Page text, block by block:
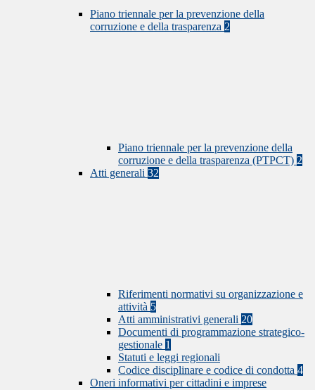
Piano triennale per la prevenzione della
corruzione e della trasparenza 2
Piano triennale per la prevenzione della
corruzione e della trasparenza (PTPCT) 2
Atti generali 32
Riferimenti normativi su organizzazione e
attività 5
Atti amministrativi generali 20
Documenti di programmazione strategico-
gestionale 1
Statuti e leggi regionali
Codice disciplinare e codice di condotta 4
Oneri informativi per cittadini e imprese